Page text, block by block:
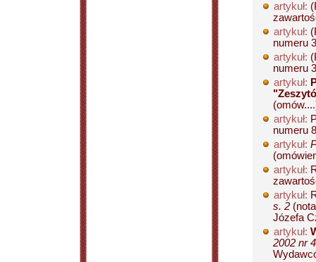
artykuł:
artykuł:
numeru
artykuł:
numeru
artykuł:
artykuł:
numeru
artykuł:
artykuł:
artykuł:
s. 2
Józefa
artykuł:
2002 nr